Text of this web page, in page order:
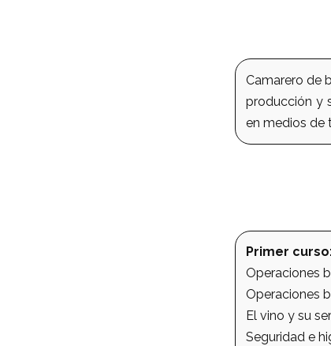
Camarero de
producción y
en medios de
Primer
Operaciones
Operaciones
El vino y su
Seguridad e